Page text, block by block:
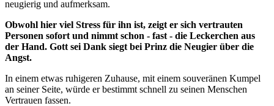
neugierig und aufmerksam.
Obwohl hier viel Stress für ihn ist, zeigt er sich vertrauten
Personen sofort und nimmt schon - fast - die Leckerchen aus
der Hand. Gott sei Dank siegt bei Prinz die Neugier über die
Angst.
In einem etwas ruhigeren Zuhause, mit einem souveränen Kumpel
an seiner Seite, würde er bestimmt schnell zu seinen Menschen
Vertrauen fassen.